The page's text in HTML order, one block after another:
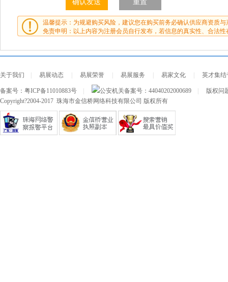
温馨提示：为规避购买风险，建议您在购买前务必确认供应商资质与
免责申明：以上内容为注册会员自行发布，若信息的真实性、合法性
关于我们 易展动态 易展荣誉 易展服务 易家文化 英才集结
备案号： 粤ICP备11010883号 公安机关备案号： 44040202000689
版权问
Copyright?2004-2017 珠海市金信桥网络科技有限公司 版权所有